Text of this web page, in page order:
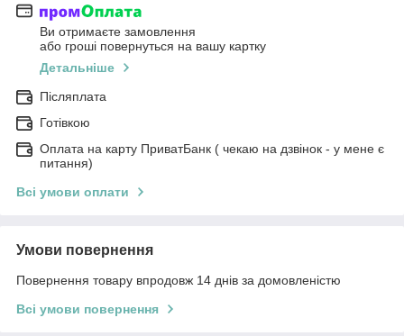
Ви отримаєте замовлення
або гроші повернуться на вашу картку
Детальніше
Післяплата
Готівкою
Оплата на карту ПриватБанк ( чекаю на дзвінок - у мене є
питання)
Всі умови оплати
Умови повернення
Повернення товару впродовж 14 днів за домовленістю
Всі умови повернення